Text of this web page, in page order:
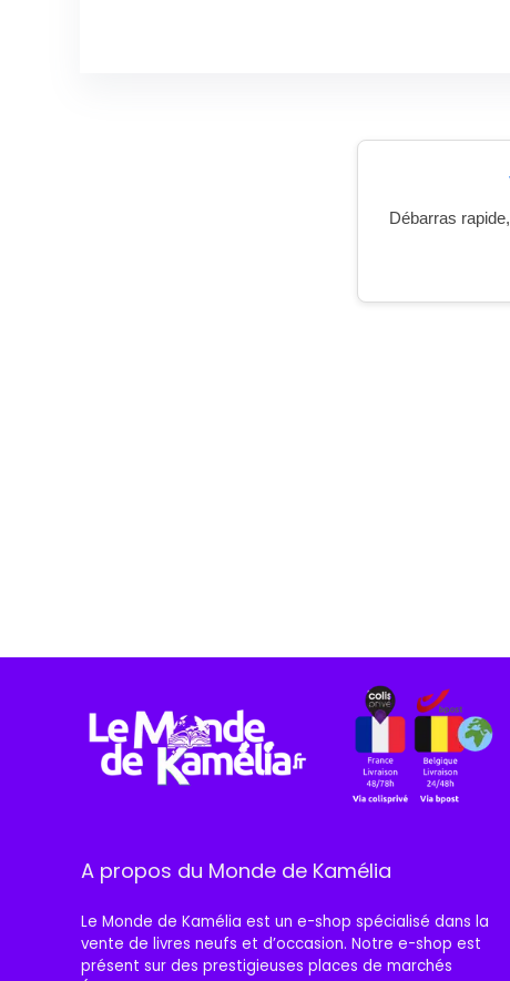
Débarras
A propos du Monde de Kamélia
Le Monde de Kamélia est un e-shop spécialisé dans la
vente de livres neufs et d’occasion. Notre e-shop est
présent sur des prestigieuses places de marchés